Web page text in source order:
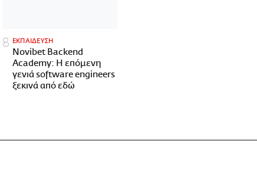
ΕΚΠΑΙΔΕΥΣΗ
Novibet Backend
Academy: Η επόμενη
γενιά software engineers
ξεκινά από εδώ